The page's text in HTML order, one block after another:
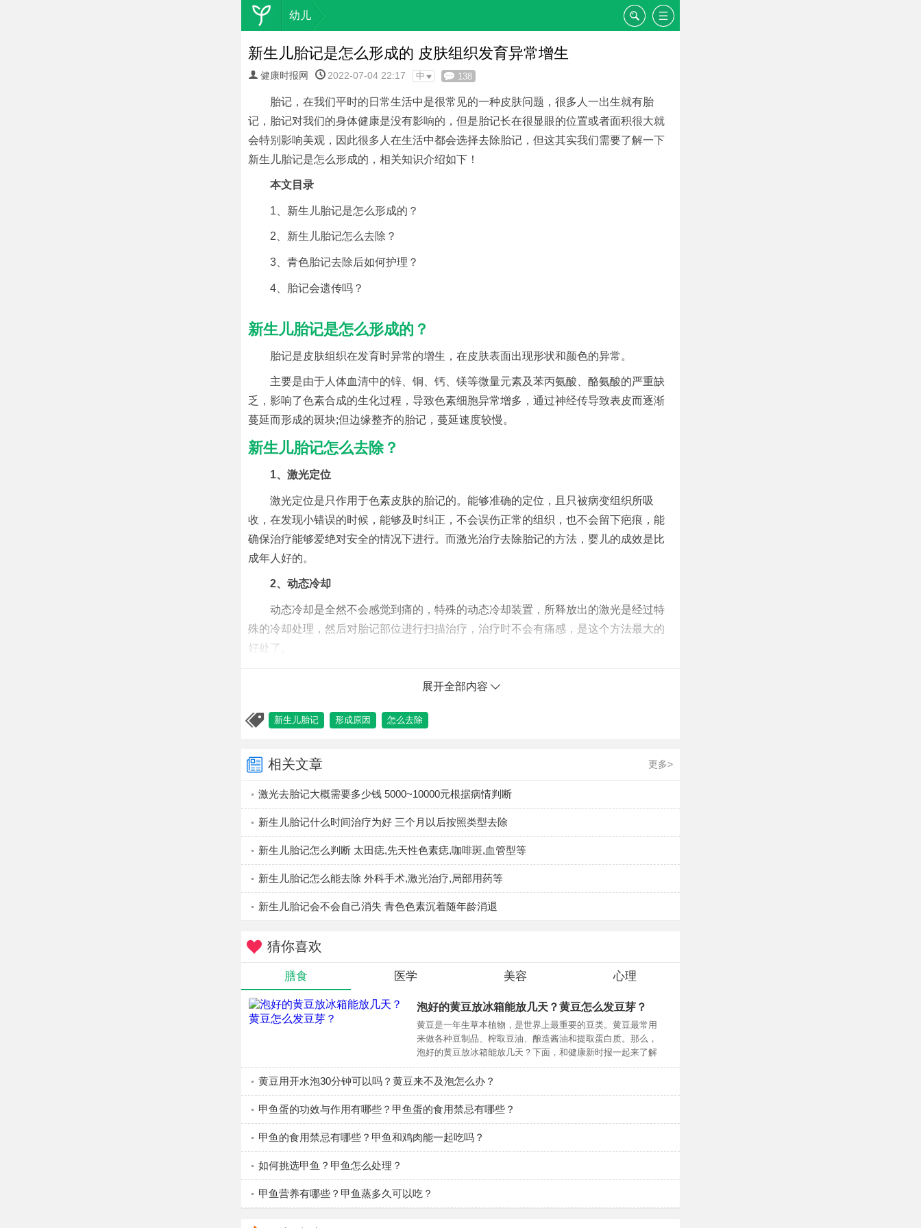
幼儿
新生儿胎记是怎么形成的 皮肤组织发育异常增生
健康时报网 2022-07-04 22:17 中 138
胎记，在我们平时的日常生活中是很常见的一种皮肤问题，很多人一出生就有胎
记，胎记对我们的身体健康是没有影响的，但是胎记长在很显眼的位置或者面积很大就
会特别影响美观，因此很多人在生活中都会选择去除胎记，但这其实我们需要了解一下
新生儿胎记是怎么形成的，相关知识介绍如下！
本文目录
1、新生儿胎记是怎么形成的？
2、新生儿胎记怎么去除？
3、青色胎记去除后如何护理？
4、胎记会遗传吗？
新生儿胎记是怎么形成的？
胎记是皮肤组织在发育时异常的增生，在皮肤表面出现形状和颜色的异常。
主要是由于人体血清中的锌、铜、钙、镁等微量元素及苯丙氨酸、酪氨酸的严重缺
乏，影响了色素合成的生化过程，导致色素细胞异常增多，通过神经传导致表皮而逐渐
蔓延而形成的斑块;但边缘整齐的胎记，蔓延速度较慢。
新生儿胎记怎么去除？
1、激光定位
激光定位是只作用于色素皮肤的胎记的。能够准确的定位，且只被病变组织所吸
收，在发现小错误的时候，能够及时纠正，不会误伤正常的组织，也不会留下疤痕，能
确保治疗能够爱绝对安全的情况下进行。而激光治疗去除胎记的方法，婴儿的成效是比
成年人好的。
2、动态冷却
动态冷却是全然不会感觉到痛的，特殊的动态冷却装置，所释放出的激光是经过特
殊的冷却处理，然后对胎记部位进行扫描治疗，治疗时不会有痛感，是这个方法最大的
好处了。
息，一般1天后，症状会自然消失。
3、治疗后一周，不要吃腥辣食物，防止创面发炎。
4、大面积治疗后局部略肿胀或有少量水泡，这种是正常现象，6小时后逐渐消退，
创面形成痂皮，7—14天且自然脱落，不要强行剥离以免留疤。
5、必要时需遵医嘱口服抗生素，局部烧伤应用湿润膏4—6天，每天1—2次，以防
止继发感染的出现。
胎记有遗传的可能，胎记形成的根本原因是由于基因的遗传或变异。
基因的显性遗传。基因是一个遗传物质在上下代之间传递的基本单位，它通过复制
把遗传信息传给下一代。遗传学上的显性遗传和隐性遗传会造成有些人因基因遗传而出
现胎记而有些人则不会。那些因隐性遗传而未出现胎记的患者，因基因里面携带了遗传
基因而仅仅是没有表现出来，生育的下一代仍旧会有出现胎记的可能。
因环境或饮食污染而导致的胎儿基因变异。孕妇在怀孕时，如果生活在污染比较严
重的环境下，或者食用了含有农药、杀虫剂、激素类的食物，都有可能使胎儿发生基因
变异，从而造成各种胎记的产生。
总结：胎记是困扰很多新生儿父母的一个问题，在刚出生的宝宝身上带有胎记会很
不好看，一般来说都是可以通过激光去除的，大家可以咨询下当地的医院。
展开全部内容
新生儿胎记 形成原因 怎么去除
相关文章 更多>
激光去胎记大概需要多少钱 5000~10000元根据病情判断
新生儿胎记什么时间治疗为好 三个月以后按照类型去除
新生儿胎记怎么判断 太田痣,先天性色素痣,咖啡斑,血管型等
新生儿胎记怎么能去除 外科手术,激光治疗,局部用药等
新生儿胎记会不会自己消失 青色色素沉着随年龄消退
猜你喜欢
膳食 医学 美容 心理
泡好的黄豆放冰箱能放几天？黄豆怎么发豆芽？
黄豆是一年生草本植物，是世界上最重要的豆类。黄豆最常用
来做各种豆制品、榨取豆油、酿造酱油和提取蛋白质。那么，
泡好的黄豆放冰箱能放几天？下面，和健康新时报一起来了解
一下吧
黄豆用开水泡30分钟可以吗？黄豆来不及泡怎么办？
甲鱼蛋的功效与作用有哪些？甲鱼蛋的食用禁忌有哪些？
甲鱼的食用禁忌有哪些？甲鱼和鸡肉能一起吃吗？
如何挑选甲鱼？甲鱼怎么处理？
甲鱼营养有哪些？甲鱼蒸多久可以吃？